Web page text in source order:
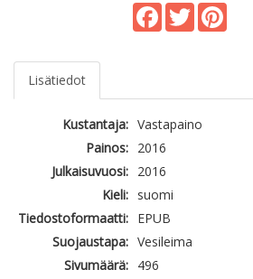
Facebook
Twitter
Lisätiedot
Kustantaja: Vastapaino
Painos: 2016
Julkaisuvuosi: 2016
Kieli: suomi
Tiedostoformaatti: EPUB
Suojaustapa: Vesileima
Sivumäärä: 496